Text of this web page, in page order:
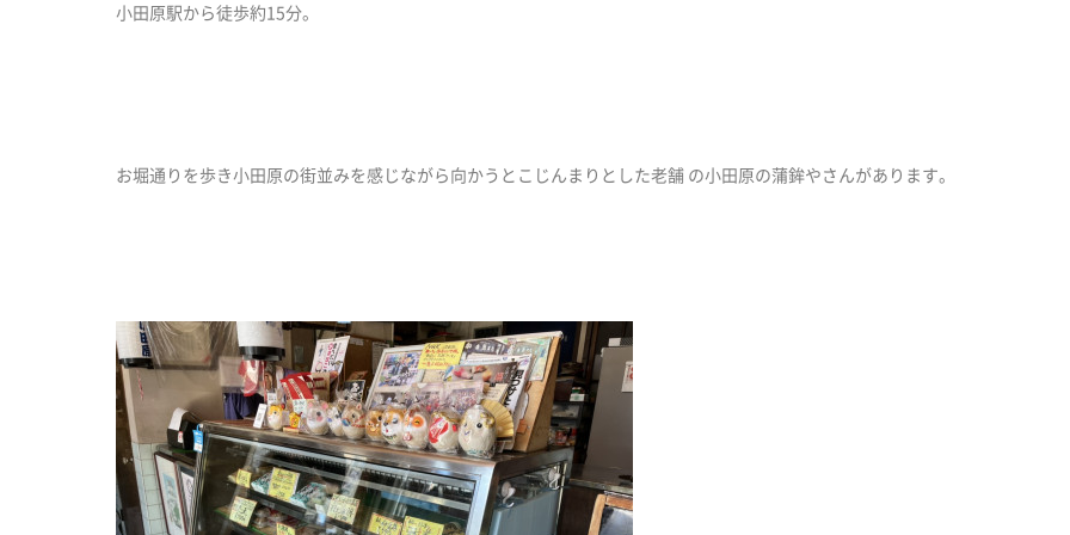
小田原駅から徒歩約15分。
お堀通りを歩き小田原の街並みを感じながら向かうとこじんまりとした老舗 の小田原の蒲鉾やさんがあります。